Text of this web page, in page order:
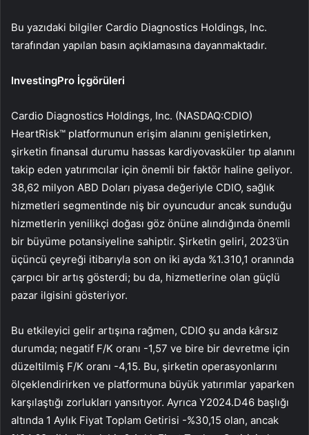
Bu yazıdaki bilgiler Cardio Diagnostics Holdings, Inc.
tarafından yapılan basın açıklamasına dayanmaktadır.
InvestingPro İçgörüleri
Cardio Diagnostics Holdings, Inc. (NASDAQ:CDIO)
HeartRisk™ platformunun erişim alanını genişletirken,
şirketin finansal durumu hassas kardiyovasküler tıp alanını
takip eden yatırımcılar için önemli bir faktör haline geliyor.
38,62 milyon ABD Doları piyasa değeriyle CDIO, sağlık
hizmetleri segmentinde niş bir oyuncudur ancak sunduğu
hizmetlerin yenilikçi doğası göz önüne alındığında önemli
bir büyüme potansiyeline sahiptir. Şirketin geliri, 2023’ün
üçüncü çeyreği itibarıyla son on iki ayda %1.310,1 oranında
çarpıcı bir artış gösterdi; bu da, hizmetlerine olan güçlü
pazar ilgisini gösteriyor.
Bu etkileyici gelir artışına rağmen, CDIO şu anda kârsız
durumda; negatif F/K oranı -1,57 ve bire bir devretme için
düzeltilmiş F/K oranı -4,15. Bu, şirketin operasyonlarını
ölçeklendirirken ve platformuna büyük yatırımlar yaparken
karşılaştığı zorlukları yansıtıyor. Ayrıca Y2024.D46 başlığı
altında 1 Aylık Fiyat Toplam Getirisi -%30,15 olan, ancak